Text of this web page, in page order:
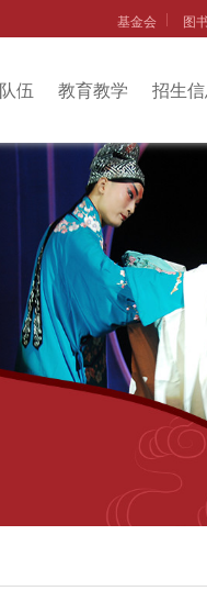
基金会 图
伍 教育教学 招生